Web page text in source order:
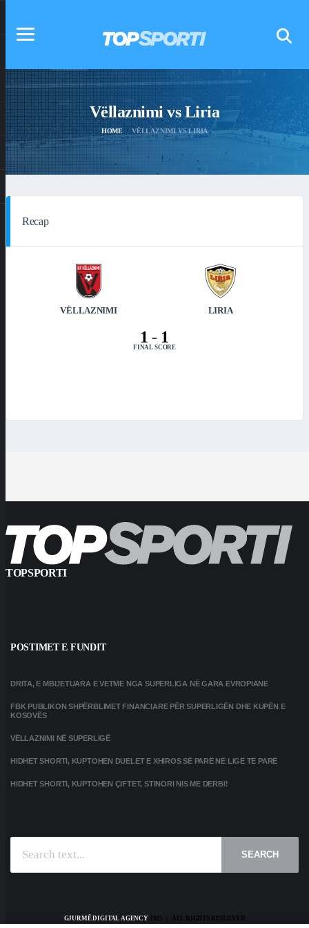
Vëllaznimi vs Liria
HOME VËLLAZNIMI VS LIRIA
Recap
VËLLAZNIMI LIRIA
1- 1
FINAL SCORE
TOPSPORTI
POSTIMET E FUNDIT
DRITA, E MBIJETUARA E VETME NGA SUPERLIGA NË GARA EVROPIANE
FBK PUBLIKON SHPËRBLIMET FINANCIARE PËR SUPERLIGËN DHE KUPËN E
KOSOVËS
VËLLAZNIMI NË SUPERLIGË
HIDHET SHORTI, KUPTOHEN DUELET E XHIROS SË PARË NË LIGË TË PARË
HIDHET SHORTI, KUPTOHEN ÇIFTET, STINORI NIS ME DERBI!
SEARCH
GJURMË DIGITAL AGENCY2025 | ALL RIGHTS RESERVED